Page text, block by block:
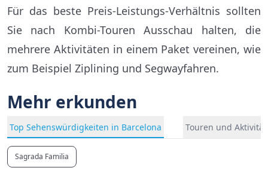
Für das beste Preis-Leistungs-Verhältnis sollten
Sie nach Kombi-Touren Ausschau halten, die
mehrere Aktivitäten in einem Paket vereinen, wie
zum Beispiel Ziplining und Segwayfahren.
Mehr erkunden
Top Sehenswürdigkeiten in Barcelona Touren und
Sagrada Familia